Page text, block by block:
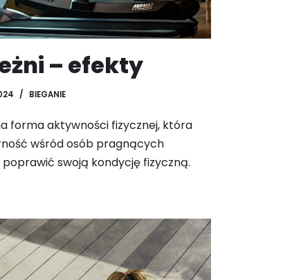
– efekty
BIEGANIE
forma aktywności fizycznej, która
wśród osób pragnących
swoją kondycję fizyczną.